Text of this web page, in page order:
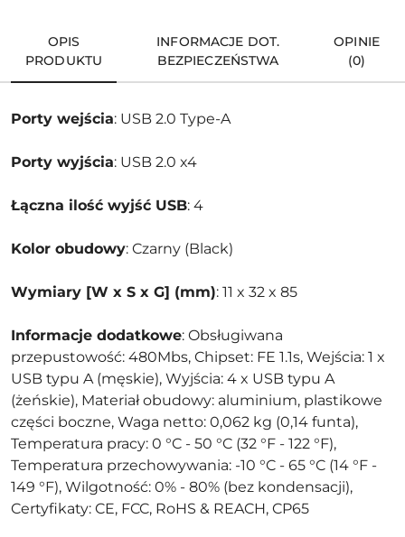
OPIS
PRODUKTU
INFORMACJE DOT.
BEZPIECZEŃSTWA
OPINIE
(0)
Porty wejścia: USB 2.0 Type-A
Porty wyjścia: USB 2.0 x4
Łączna ilość wyjść USB: 4
Kolor obudowy: Czarny (Black)
Wymiary [W x S x G] (mm): 11 x 32 x 85
Informacje dodatkowe: Obsługiwana
przepustowość: 480Mbs, Chipset: FE 1.1s, Wejścia: 1 x
USB typu A (męskie), Wyjścia: 4 x USB typu A
(żeńskie), Materiał obudowy: aluminium, plastikowe
części boczne, Waga netto: 0,062 kg (0,14 funta),
Temperatura pracy: 0 °C - 50 °C (32 °F - 122 °F),
Temperatura przechowywania: -10 °C - 65 °C (14 °F -
149 °F), Wilgotność: 0% - 80% (bez kondensacji),
Certyfikaty: CE, FCC, RoHS & REACH, CP65